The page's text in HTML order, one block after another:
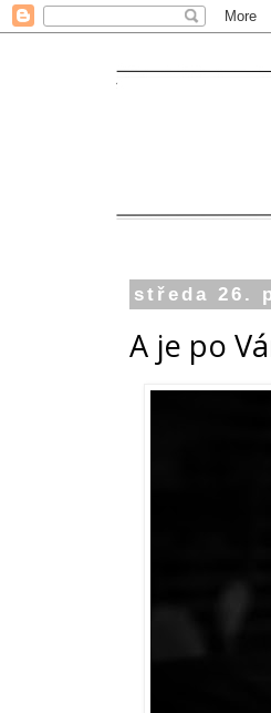
středa 26.
A je po